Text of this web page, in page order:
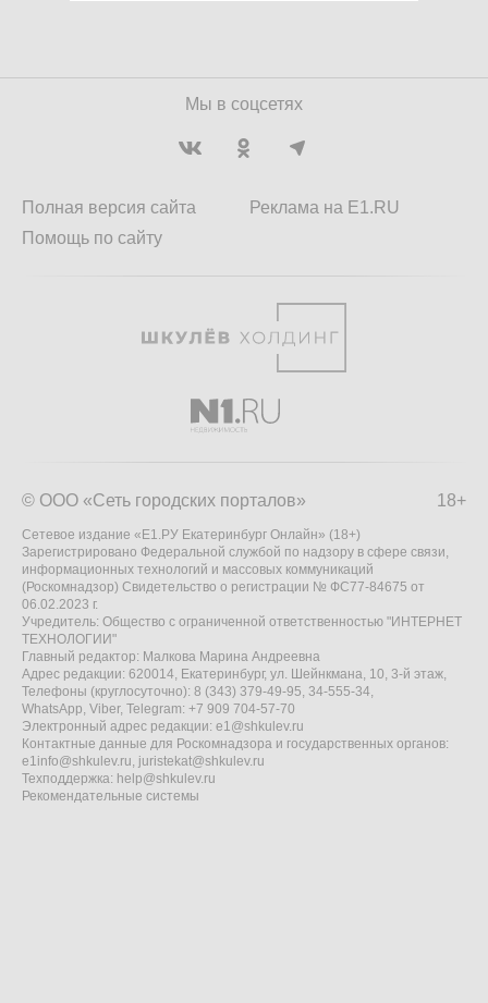
Мы в соцсетях
Полная версия сайта
Помощь по сайту
Реклама на E1.RU
18+
© ООО «Сеть городских порталов»
Сетевое издание «Е1.РУ Екатеринбург Онлайн» (18+)
Зарегистрировано Федеральной службой по надзору в сфере связи,
информационных технологий и массовых коммуникаций
(Роскомнадзор) Свидетельство о регистрации № ФС77-84675 от
06.02.2023 г.
Учредитель: Общество с ограниченной ответственностью "ИНТЕРНЕТ
ТЕХНОЛОГИИ"
Главный редактор: Малкова Марина Андреевна
Адрес редакции: 620014, Екатеринбург, ул. Шейнкмана, 10, 3-й этаж,
Телефоны (круглосуточно): 8 (343) 379-49-95, 34-555-34,
WhatsApp, Viber, Telegram: +7 909 704-57-70
Электронный адрес редакции: e1@shkulev.ru
Контактные данные для Роскомнадзора и государственных органов:
e1info@shkulev.ru, juristekat@shkulev.ru
Техподдержка: help@shkulev.ru
Рекомендательные системы